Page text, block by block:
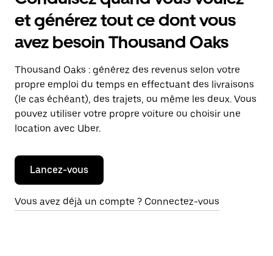
et générez tout ce dont vous
avez besoin Thousand Oaks
Thousand Oaks : générez des revenus selon votre
propre emploi du temps en effectuant des livraisons
(le cas échéant), des trajets, ou même les deux. Vous
pouvez utiliser votre propre voiture ou choisir une
location avec Uber.
Lancez-vous
Vous avez déjà un compte ? Connectez-vous